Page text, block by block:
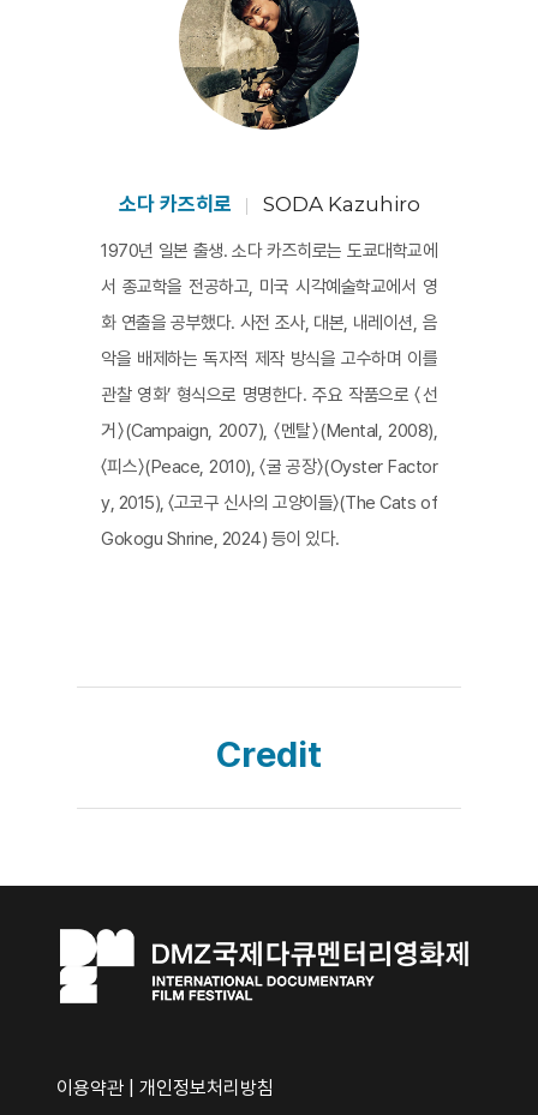
소다 카즈히로 SODA Kazuhiro
1970년 일본 출생. 소다 카즈히로는 도쿄대학교에
서 종교학을 전공하고, 미국 시각예술학교에서 영
화 연출을 공부했다. 사전 조사, 대본, 내레이션, 음
악을 배제하는 독자적 제작 방식을 고수하며 이를
관찰 영화’ 형식으로 명명한다. 주요 작품으로 〈선
거〉(Campaign, 2007), 〈멘탈〉(Mental, 2008),
〈피스〉(Peace, 2010), 〈굴 공장〉(Oyster Factor
y, 2015), 〈고코구 신사의 고양이들〉(The Cats of
Gokogu Shrine, 2024) 등이 있다.
Credit
이용약관 개인정보처리방침